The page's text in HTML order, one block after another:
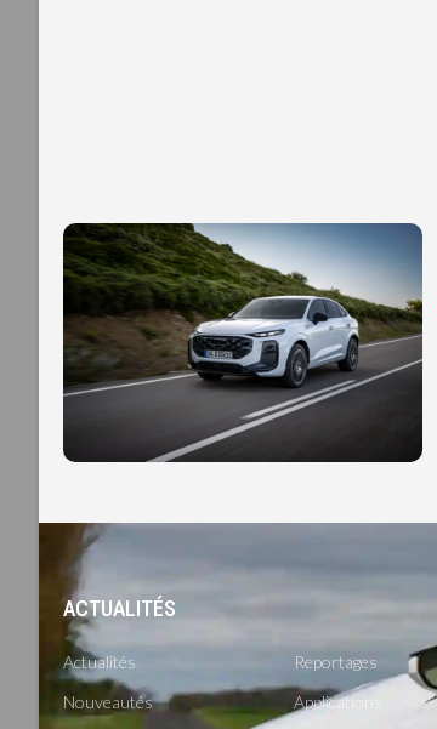
ACTUALITÉS
Actualités
Nouveautés
Reportages
Applications